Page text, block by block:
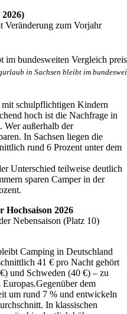
Veränderung zum Vorjahr
in Sachsen bleibt im
schulpflichtigen Kindern
hoch ist die Nachfrage in
Wer außerhalb der
In Sachsen liegen die
rund 6 Prozent unter dem
Unterschied teilweise deutlich
sparen Camper in der
Hochsaison 2026
Nebensaison (Platz 10)
Camping in Deutschland
41 € pro Nacht gehört
und Schweden (40 €) – zu
dem
um rund 7 % und entwickeln
In klassischen